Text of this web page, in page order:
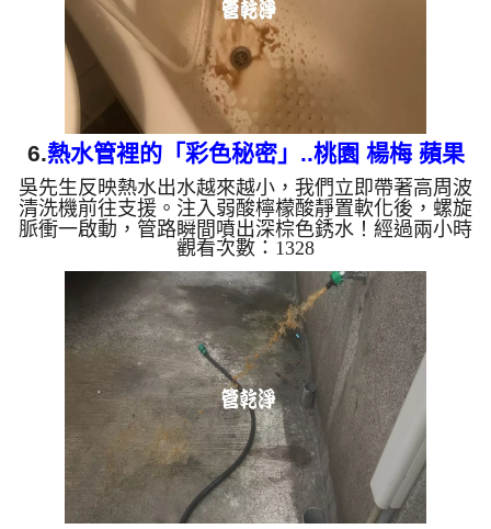
6.熱水管裡的「彩色秘密」..桃園 楊梅 蘋果
路 清洗水管
吳先生反映熱水出水越來越小，我們立即帶著高周波
清洗機前往支援。注入弱酸檸檬酸靜置軟化後，螺旋
脈衝一啟動，管路瞬間噴出深棕色銹水！經過兩小時
奮鬥，水流終於恢復清澈與強勁。 為什麼水管需要
定期「大掃除」？ 單靠水壓帶不走管壁陳年汙垢。
不同的水質顏色，反映了不同的居家隱患： 棕色
（鐵鏽）： 管線老化徵兆。 黑色（氧化錳）： 常見
於地下水源。 綠色（銅綠）： 銅合金接頭氧化。 乳
白（生物膜）： 細菌黏液滋生的警訊。 ...
觀看次數：1328